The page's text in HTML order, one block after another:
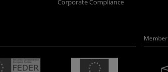
Corporate Compliance